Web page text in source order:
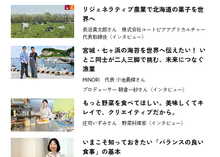
リジェネラティブ農業で北海道の菓子を世
界へ
長沼真太郎さん 株式会社ユートピアアグリカルチャー
代表取締役〈インタビュー〉
宮城・七ヶ浜の海苔を世界へ伝えたい！ い
とこ同士が二人三脚で挑む、未来につなぐ
漁業
MINORI 代表 小池勇輝さん
プロデューサー 朝倉一紗さん〈インタビュー〉
もっと野菜を食べてほしい。美味しくてキ
レイで、クリエイティブだから。
庄司いずみさん 野菜料理家〈インタビュー〉
いまこそ知っておきたい「バランスの良い
食事」の基本